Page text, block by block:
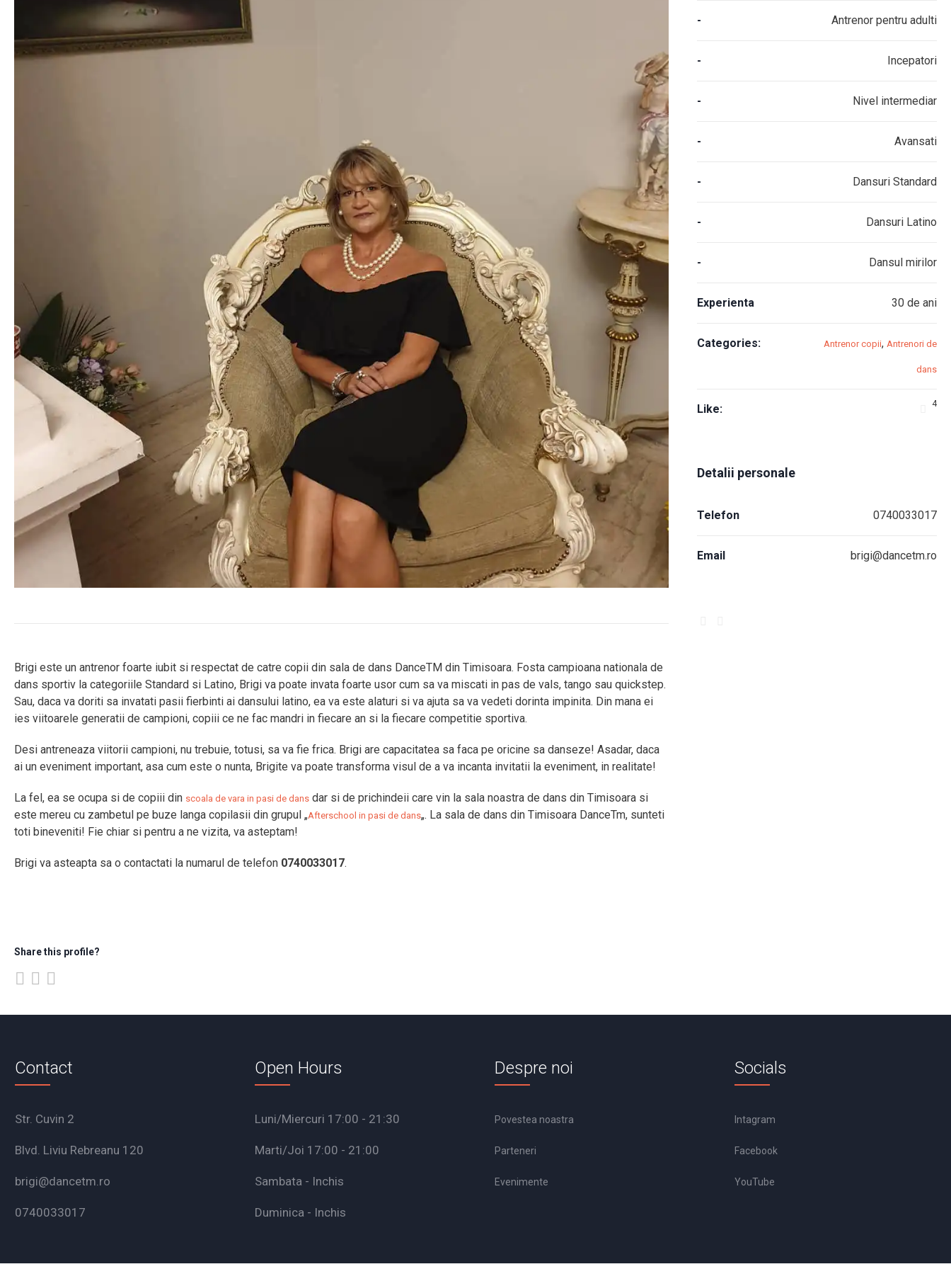
Brigi este un antrenor foarte iubit si respectat de catre copii din sala de dans DanceTM din Timisoara. Fosta campioana nationala de
dans sportiv la categoriile Standard si Latino, Brigi va poate invata foarte usor cum sa va miscati in pas de vals, tango sau quickstep.
Sau, daca va doriti sa invatati pasii fierbinti ai dansului latino, ea va este alaturi si va ajuta sa va vedeti dorinta impinita. Din mana ei
ies viitoarele generatii de campioni, copiii ce ne fac mandri in fiecare an si la fiecare competitie sportiva.
Desi antreneaza viitorii campioni, nu trebuie, totusi, sa va fie frica. Brigi are capacitatea sa faca pe oricine sa danseze! Asadar, daca
ai un eveniment important, asa cum este o nunta, Brigite va poate transforma visul de a va incanta invitatii la eveniment, in realitate!
La fel, ea se ocupa si de copiii din scoala de vara in pasi de dans dar si de prichindeii care vin la sala noastra de dans din Timisoara si
este mereu cu zambetul pe buze langa copilasii din grupul „Afterschool in pasi de dans„. La sala de dans din Timisoara DanceTm, sunteti
toti bineveniti! Fie chiar si pentru a ne vizita, va asteptam!
Brigi va asteapta sa o contactati la numarul de telefon 0740033017.
- Antrenor pentru adulti
- Incepatori
- Nivel intermediar
- Avansati
- Dansuri Standard
- Dansuri Latino
- Dansul mirilor
Experienta 30 de ani
Categories: Antrenor copii, Antrenori de
dans
Like: 4
Detalii personale
Telefon 0740033017
Email brigi@dancetm.ro
Share this profile?
Contact
Str. Cuvin 2
Blvd. Liviu Rebreanu 120
brigi@dancetm.ro
0740033017
Open Hours
Luni/Miercuri 17:00 - 21:30
Marti/Joi 17:00 - 21:00
Sambata - Inchis
Duminica - Inchis
Despre noi
Povestea noastra
Parteneri
Evenimente
Socials
Intagram
Facebook
YouTube